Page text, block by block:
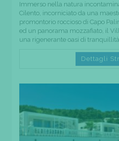
Immerso nella natura
Cilento, incorniciato da una
promontorio roccioso di Capo
ed un panorama mozzafiato, il
una rigenerante oasi di
Dettagli